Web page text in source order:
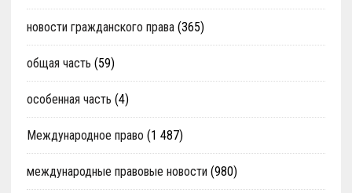
новости гражданского права(365)
общая часть (59)
особенная часть (4)
Международное право (1 487)
международные правовые новости (980)